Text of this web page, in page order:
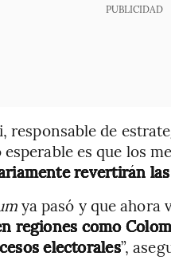
PUBLICIDAD
responsable de
es que los
revertirán
ya pasó y que ahora
regiones como
electorales”,